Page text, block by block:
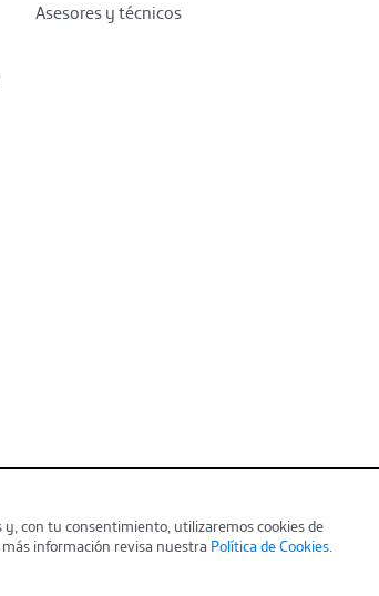
Asesores y técnicos
Información abonados y usuarios
y, con tu consentimiento, utilizaremos cookies de
información revisa nuestra Política de Cookies.